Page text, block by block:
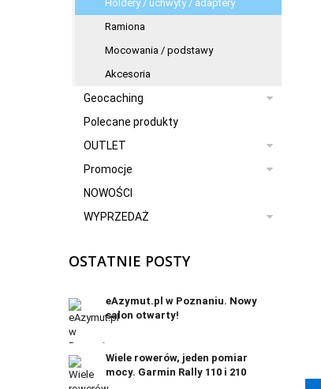
Holdery / uchwyty / adaptery
Ramiona
Mocowania / podstawy
Akcesoria
Geocaching
Polecane produkty
OUTLET
Promocje
NOWOŚCI
WYPRZEDAŻ
OSTATNIE POSTY
eAzymut.pl w Poznaniu. Nowy
salon otwarty!
Wiele rowerów, jeden pomiar
mocy. Garmin Rally 110 i 210